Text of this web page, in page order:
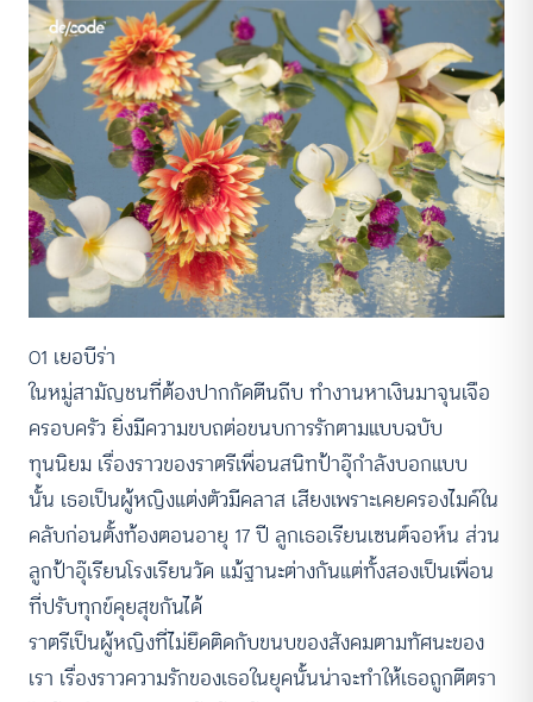
01 เยอบีร่า
ในหมู่สามัญชนที่ต้องปากกัดตีนถีบ ทำงานหาเงินมาจุนเจือ
ครอบครัว ยิ่งมีความขบถต่อขนบการรักตามแบบฉบับ
ทุนนิยม เรื่องราวของราตรีเพื่อนสนิทป้าอุ๊กำลังบอกแบบ
นั้น เธอเป็นผู้หญิงแต่งตัวมีคลาส เสียงเพราะเคยครองไมค์ใน
คลับก่อนตั้งท้องตอนอายุ 17 ปี ลูกเธอเรียนเซนต์จอห์น ส่วน
ลูกป้าอุ๊เรียนโรงเรียนวัด แม้ฐานะต่างกันแต่ทั้งสองเป็นเพื่อน
ที่ปรับทุกข์คุยสุขกันได้
ราตรีเป็นผู้หญิงที่ไม่ยึดติดกับขนบของสังคมตามทัศนะของ
เรา เรื่องราวความรักของเธอในยุคนั้นน่าจะทำให้เธอถูกตีตรา